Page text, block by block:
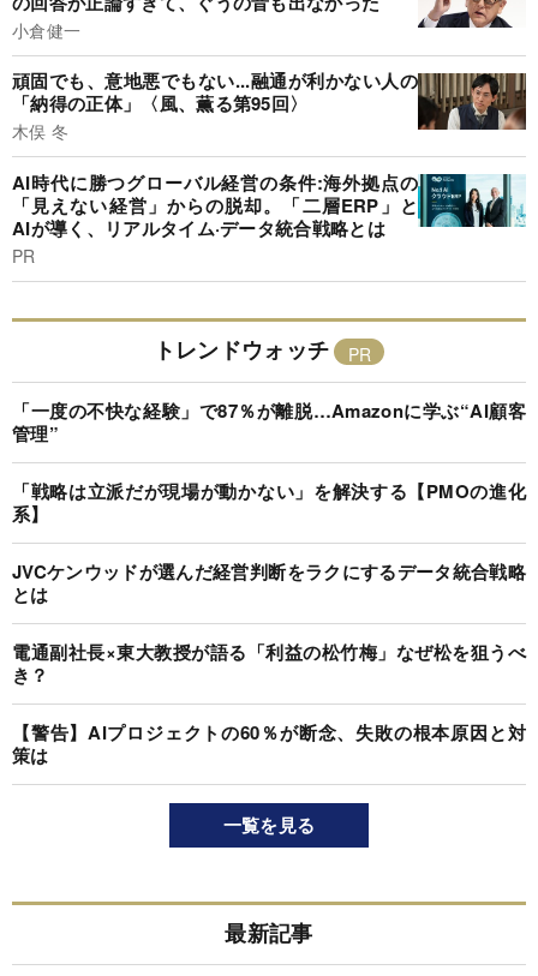
小倉健一
頑固でも、意地悪でもない...融通が利かない人の
「納得の正体」〈風、薫る第95回〉
木俣 冬
AI時代に勝つグローバル経営の条件:海外拠点の
「見えない経営」からの脱却。「二層ERP」と
AIが導く、リアルタイム·データ統合戦略とは
PR
トレンドウォッチ
「一度の不快な経験」で87％が離脱…Amazonに学ぶ“AI顧客
管理”
「戦略は立派だが現場が動かない」を解決する【PMOの進化
系】
JVCケンウッドが選んだ経営判断をラクにするデータ統合戦略
とは
電通副社長×東大教授が語る「利益の松竹梅」なぜ松を狙うべ
き？
【警告】AIプロジェクトの60％が断念、失敗の根本原因と対
策は
一覧を見る
最新記事